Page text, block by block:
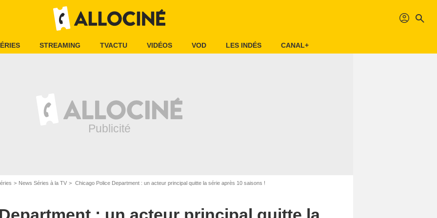
profil search
STREAMING TVACTU VIDÉOS VOD LES INDÉS CANAL+
News Séries à la TV Chicago Police Department : un acteur principal quitte la série après 10 saisons !